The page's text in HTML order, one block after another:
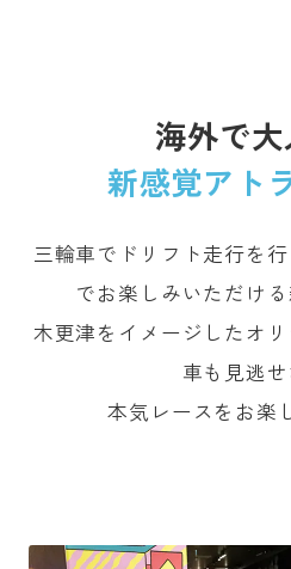
海外で
新感覚アト
三輪車でドリフト走行を
でお楽しみいただける
木更津をイメージしたオ
車も見逃せ
本気レースをお楽